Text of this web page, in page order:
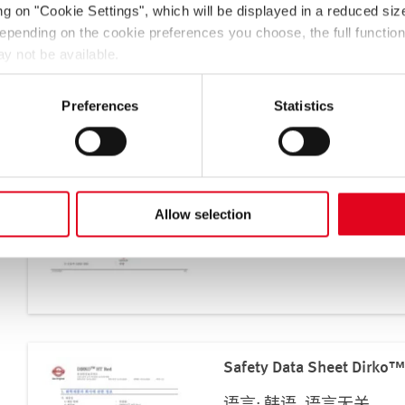
on "Cookie Settings", which will be displayed in a reduced
on the cookie preferences you choose, the full
not be available.
transfer of data to third countries (e.g. USA) in accordance
not have a level of data protection comparable to that of
and processed by local authorities and that your data
Preferences Statistics
Allow selection
Safety Data Sheet Dirko™
语言: 韩语, 语言无关
媒体类型: 安全数据表
产品组: 密封材料
Safety Data Sheet Dirko™